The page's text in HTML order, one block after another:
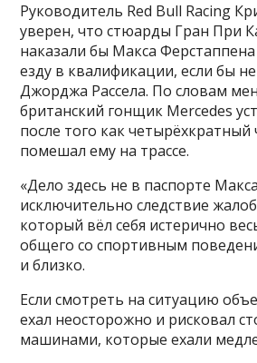
Руководитель Red Bull Racing
уверен, что стюарды Гран При
наказали бы Макса
езду в квалификации, если бы
Джорджа Рассела. По словам
британский гонщик Mercedes
после того как
помешал ему на трассе.
«Дело здесь не в паспорте
исключительно следствие жалоб
который вёл себя истерично
общего со спортивным
и близко.
Если смотреть на ситуацию
ехал неосторожно и рисковал
машинами, которые ехали